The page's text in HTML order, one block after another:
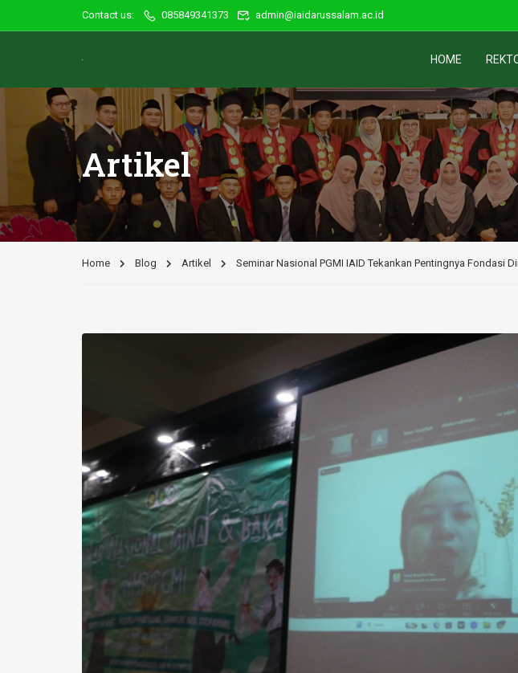
Contact us: 085849341373 admin@iaidarussalam.ac.id
HOME
Artikel
Home Blog Artikel Seminar Nasional PGMI IAID Tekankan Pentingnya Fondasi